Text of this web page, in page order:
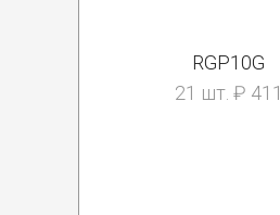
RGP10G
21 шт. ₽ 411